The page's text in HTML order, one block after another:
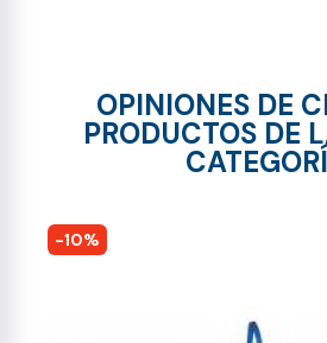
OPINIONES DE
PRODUCTOS DE
-10%